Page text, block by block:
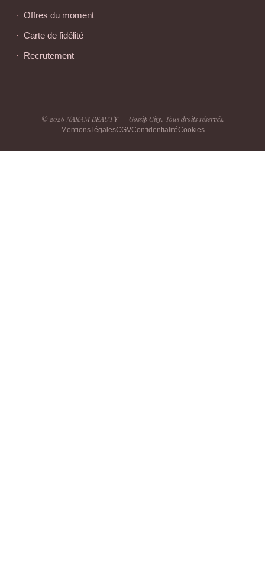
Offres du moment
Carte de fidélité
Recrutement
© 2026 NAKAM BEAUTY — Gossip City. Tous droits réservés.
Mentions légalesCGVConfidentialitéCookies